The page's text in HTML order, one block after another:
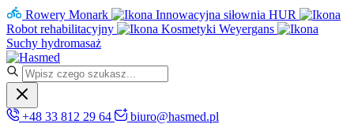
Rowery Monark
Innowacyjna siłownia HUR
Robot rehabilitacyjny
Kosmetyki Weyergans
Suchy hydromasaż
+48 33 812 29 64 biuro@hasmed.pl